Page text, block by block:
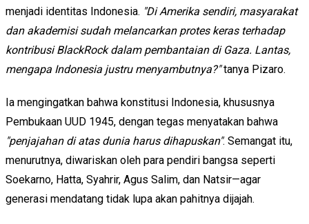
menjadi identitas Indonesia. "Di Amerika sendiri, masyarakat
dan akademisi sudah melancarkan protes keras terhadap
kontribusi BlackRock dalam pembantaian di Gaza. Lantas,
mengapa Indonesia justru menyambutnya?"tanya Pizaro.
Ia mengingatkan bahwa konstitusi Indonesia, khususnya
Pembukaan UUD 1945, dengan tegas menyatakan bahwa
"penjajahan di atas dunia harus dihapuskan". Semangat itu,
menurutnya, diwariskan oleh para pendiri bangsa seperti
Soekarno, Hatta, Syahrir, Agus Salim, dan Natsir—agar
generasi mendatang tidak lupa akan pahitnya dijajah.